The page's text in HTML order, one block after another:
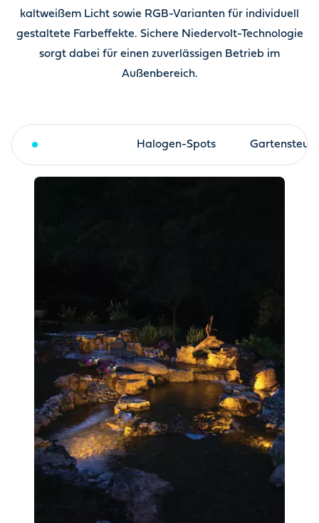
kaltweißem Licht sowie RGB-Varianten für individuell
gestaltete Farbeffekte. Sichere Niedervolt-Technologie
sorgt dabei für einen zuverlässigen Betrieb im
Außenbereich.
Halogen-Spots